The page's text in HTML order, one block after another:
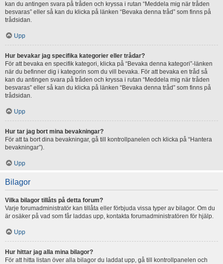
kan du antingen svara på tråden och kryssa i rutan “Meddela mig när tråden
besvaras” eller så kan du klicka på länken “Bevaka denna tråd” som finns på
trådsidan.
Upp
Hur bevakar jag specifika kategorier eller trådar?
För att bevaka en specifik kategori, klicka på “Bevaka denna kategori”-länken
när du befinner dig i kategorin som du vill bevaka. För att bevaka en tråd så
kan du antingen svara på tråden och kryssa i rutan “Meddela mig när tråden
besvaras” eller så kan du klicka på länken “Bevaka denna tråd” som finns på
trådsidan.
Upp
Hur tar jag bort mina bevakningar?
För att ta bort dina bevakningar, gå till kontrollpanelen och klicka på “Hantera
bevakningar”).
Upp
Bilagor
Vilka bilagor tillåts på detta forum?
Varje forumadministratör kan tillåta eller förbjuda vissa typer av bilagor. Om du
är osäker på vad som får laddas upp, kontakta forumadministratören för hjälp.
Upp
Hur hittar jag alla mina bilagor?
För att hitta listan över alla bilagor du laddat upp, gå till kontrollpanelen och